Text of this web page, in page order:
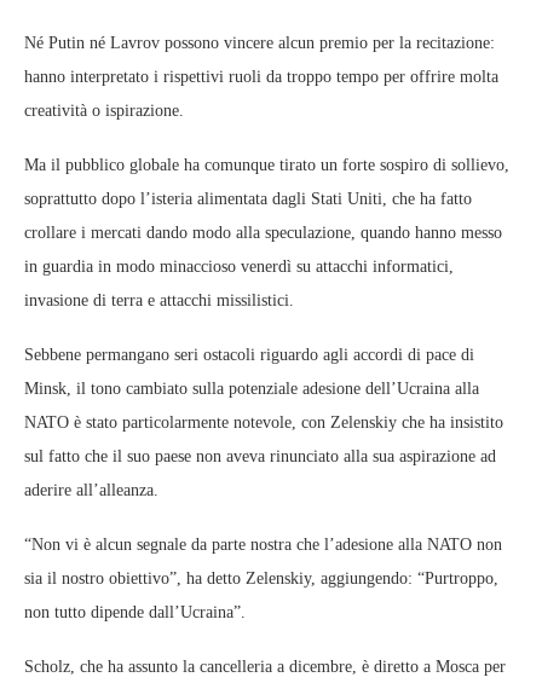
Né Putin né Lavrov possono vincere alcun premio per la recitazione:
hanno interpretato i rispettivi ruoli da troppo tempo per offrire molta
creatività o ispirazione.
Ma il pubblico globale ha comunque tirato un forte sospiro di sollievo,
soprattutto dopo l’isteria alimentata dagli Stati Uniti, che ha fatto
crollare i mercati dando modo alla speculazione, quando hanno messo
in guardia in modo minaccioso venerdì su attacchi informatici,
invasione di terra e attacchi missilistici.
Sebbene permangano seri ostacoli riguardo agli accordi di pace di
Minsk, il tono cambiato sulla potenziale adesione dell’Ucraina alla
NATO è stato particolarmente notevole, con Zelenskiy che ha insistito
sul fatto che il suo paese non aveva rinunciato alla sua aspirazione ad
aderire all’alleanza.
“Non vi è alcun segnale da parte nostra che l’adesione alla NATO non
sia il nostro obiettivo”, ha detto Zelenskiy, aggiungendo: “Purtroppo,
non tutto dipende dall’Ucraina”.
Scholz, che ha assunto la cancelleria a dicembre, è diretto a Mosca per